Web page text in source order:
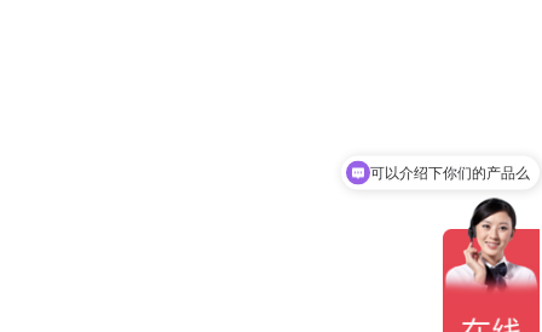
可以介绍下你们的产品么